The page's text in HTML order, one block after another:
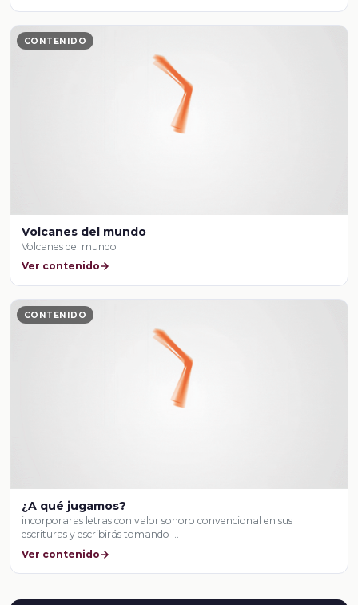
CONTENIDO
Volcanes del mundo
Volcanes del mundo
Ver contenido
CONTENIDO
¿A qué jugamos?
incorporaras letras con valor sonoro convencional en sus
escrituras y escribirás tomando …
Ver contenido